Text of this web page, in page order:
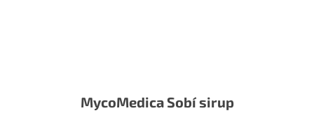
MycoMedica Sobí sirup